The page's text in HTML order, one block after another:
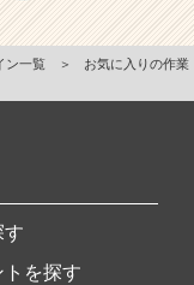
ン一覧 ＞
お気に入りの作業
す
を探す